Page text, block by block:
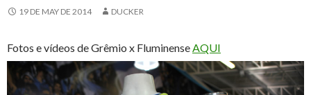
19 DE MAY DE 2014 DUCKER
Fotos e vídeos de Grêmio x FluminenseAQUI